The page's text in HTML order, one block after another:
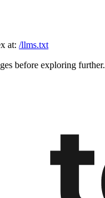
at: /llms.txt
before exploring further.